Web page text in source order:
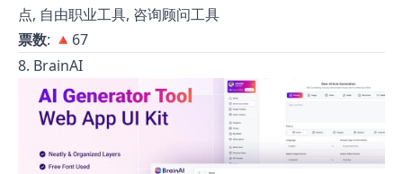
点, 自由职业工具, 咨询顾问工具
票数: 🔺67
8. BrainAI